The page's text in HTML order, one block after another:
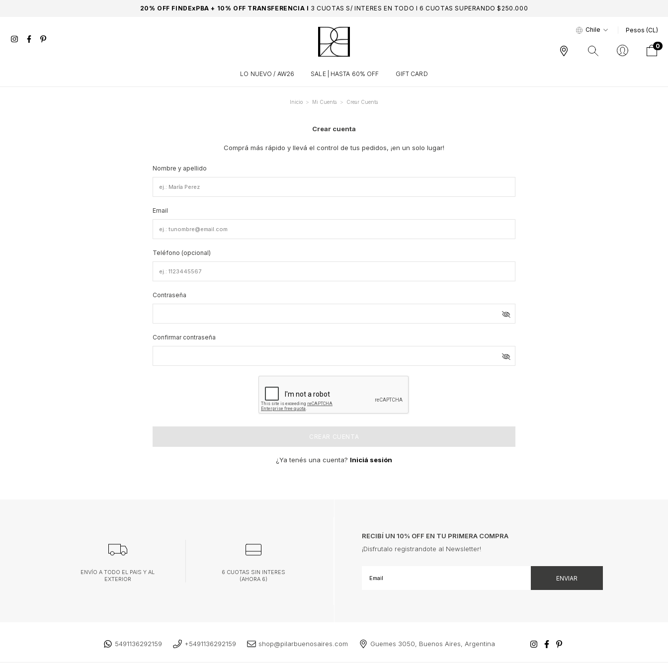
20% OFF FINDExPBA + 10% OFF TRANSFERENCIA I 3 CUOTAS S/ INTERES EN TODO I 6 CUOTAS SUPERANDO $250.000
Pesos (CL)
Chile
0
LO NUEVO / AW26 SALE | HASTA 60% OFF GIFT CARD
Inicio > Mi Cuenta > Crear Cuenta
Crear cuenta
Comprá más rápido y llevá el control de tus pedidos, ¡en un solo lugar!
Nombre y apellido
Email
Teléfono (opcional)
Contraseña
Confirmar contraseña
¿Ya tenés una cuenta? Iniciá sesión
ENVÍO A TODO EL PAIS Y AL
EXTERIOR
6 CUOTAS SIN INTERES
(AHORA 6)
RECIBÍ UN 10% OFF EN TU PRIMERA COMPRA
¡Disfrutalo registrandote al Newsletter!
5491136292159 +5491136292159 shop@pilarbuenosaires.com Guemes 3050, Buenos Aires, Argentina